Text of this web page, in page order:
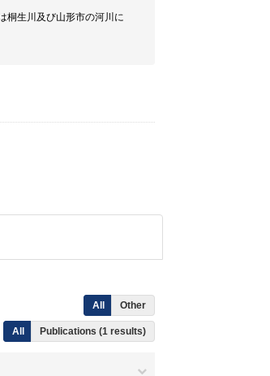
桐生川及び山形市の河川に
All Other
All Publications (1 results)